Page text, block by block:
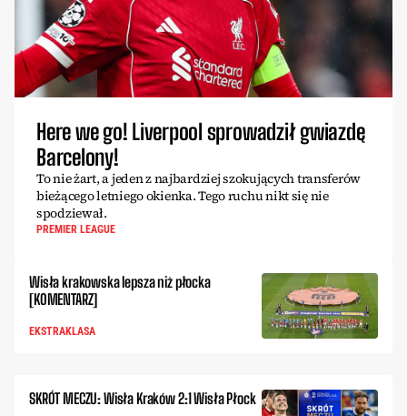
Here we go! Liverpool sprowadził gwiazdę
Barcelony!
To nie żart, a jeden z najbardziej szokujących transferów
bieżącego letniego okienka. Tego ruchu nikt się nie
spodziewał.
PREMIER LEAGUE
Wisła krakowska lepsza niż płocka
[KOMENTARZ]
EKSTRAKLASA
SKRÓT MECZU: Wisła Kraków 2:1 Wisła Płock